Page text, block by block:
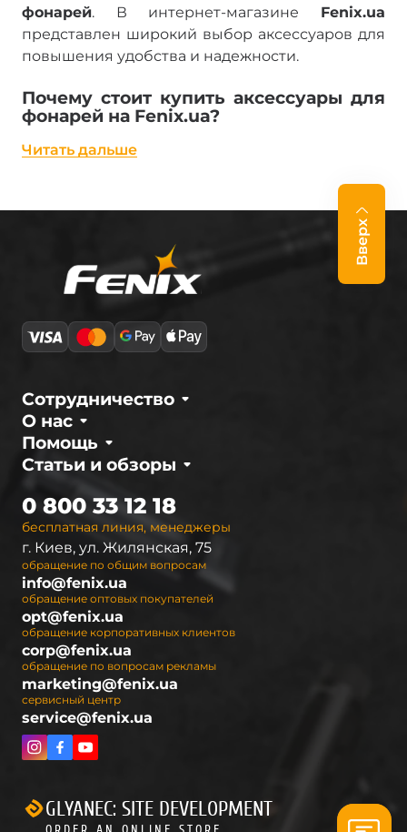
фонарей. В интернет-магазине Fenix.ua
представлен широкий выбор аксессуаров для
повышения удобства и надежности.
Почему стоит купить аксессуары для
фонарей на Fenix.ua?
Высокое качество материалов.
Подходят для большинства
Широкий ассортимент.
От фильтров до
тактических кнопок.
Быстрая доставка.
аксессуары для фонарей
удобное время.
Fenix
К широкому ассортименту фонарей
производитель предлагает обширный выбор
аксессуаров:
Аккумуляторы— для долгой работы.
Чехлы— защита от повреждений.
Крепления — для монтажа на велосипеды и
экипировку.
Фильтры для фонарей
света для разных условий.
Линзы— улучшение фокусировки.
Тактические кнопки
и выключение.
Запчасти для фонарей: долговечность
Замена изношенных деталей продлевает срок
Читать дальше
Вверх
О нас
Сотрудничество
Статьи и обзоры
Помощь
бесплатная линия, менеджеры
0 800 33 12 18
г. Киев, ул. Жилянская, 75
обращение по общим вопросам
info@fenix.ua
обращение оптовых покупателей
opt@fenix.ua
обращение корпоративных клиентов
corp@fenix.ua
обращение по вопросам рекламы
marketing@fenix.ua
сервисный центр
service@fenix.ua
GLYANEC: SITE DEVELOPMENT